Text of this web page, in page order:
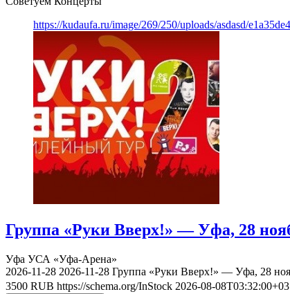
https://kudaufa.ru/image/269/250/uploads/asdasd/
Группа «Руки Вверх!» — Уфа, 28
Уфа УСА «Уфа-Арена»
2026-11-28 2026-11-28 Группа «Руки Вверх!» — Уфа, 28
3500 RUB https://schema.org/InStock 2026-08-